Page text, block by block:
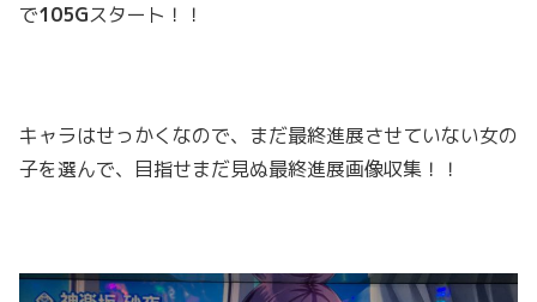
で105Gスタート！！
キャラはせっかくなので、まだ最終進展させていない女の
子を選んで、目指せまだ見ぬ最終進展画像収集！！